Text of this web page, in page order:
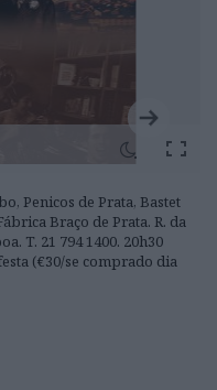
Penicos de Prata, Bastet
Braço de Prata. R. da
T. 21 794 1400. 20h30
(€30/se comprado dia